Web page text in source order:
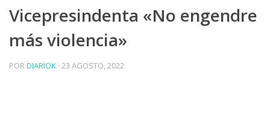
Vicepresindenta «No engendre
más violencia»
PORDIARIOK · 23 AGOSTO, 2022